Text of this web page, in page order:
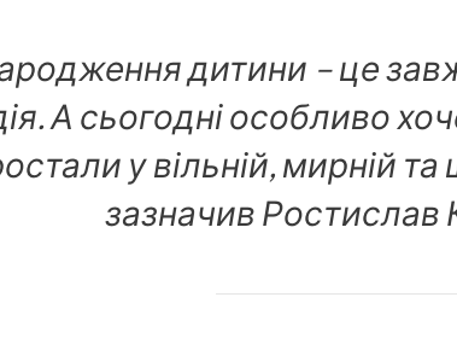
дитини – це
А сьогодні особливо
у вільній, мирній та
зазначив Ростислав